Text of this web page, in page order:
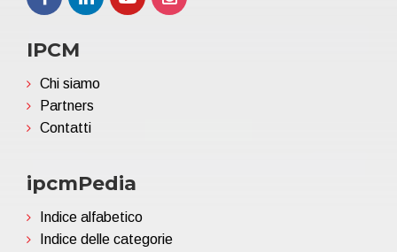
IPCM
Chi siamo
Partners
Contatti
ipcmPedia
Indice alfabetico
Indice delle categorie